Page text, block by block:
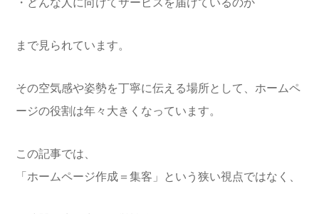
・どんな人に向けてサービスを届けているのか
まで見られています。
その空気感や姿勢を丁寧に伝える場所として、ホームペ
ージの役割は年々大きくなっています。
この記事では、
「ホームページ作成＝集客」という狭い視点ではなく、